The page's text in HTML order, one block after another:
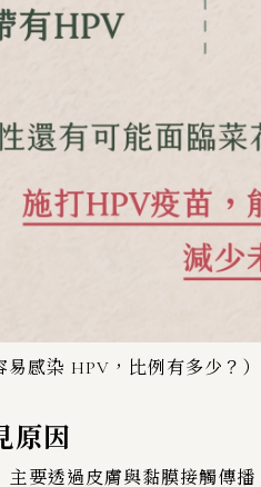
易感染 HPV，比例有多少？）
原因
主要透過皮膚與黏膜接觸傳